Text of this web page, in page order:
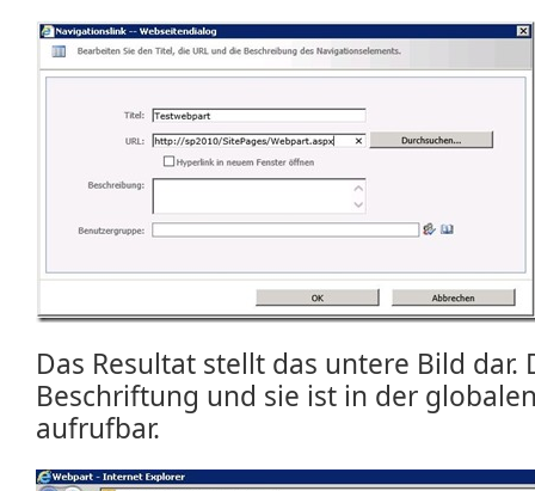
Das Resultat stellt das untere Bild dar.
Beschriftung und sie ist in der
aufrufbar.